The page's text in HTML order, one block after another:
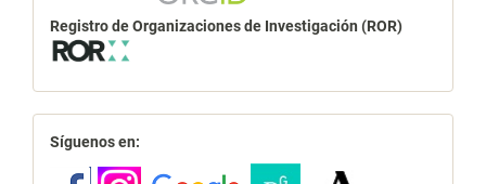
Registro de Organizaciones de Investigación (ROR)
redes
Síguenos en: